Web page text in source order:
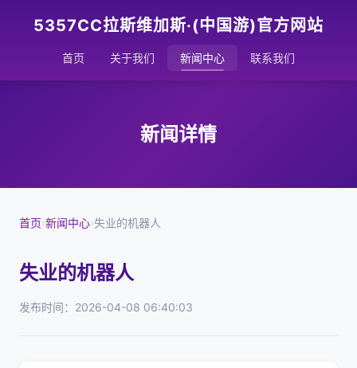
5357CC拉斯维加斯·(中国游)官方网站
首页 关于我们 新闻中心 联系我们
新闻详情
首页›新闻中心›失业的机器人
失业的机器人
发布时间：2026-04-08 06:40:03